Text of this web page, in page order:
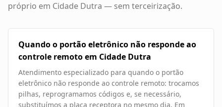
próprio em Cidade Dutra — sem terceirização.
Quando o portão eletrônico não responde ao
controle remoto em Cidade Dutra
Atendimento especializado para quando o portão
eletrônico não responde ao controle remoto: trocamos
pilhas, reprogramamos códigos e, se necessário,
substituímos a placa receptora no mesmo dia. Em